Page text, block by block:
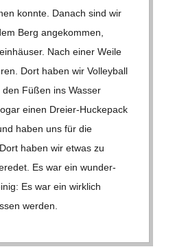
konnte. Danach sind wir
Berg ange­kom­men,
Nach einer Weile
Dort haben wir Vol­ley­ball
Füßen ins Was­ser
einen Dreier-Hucke­­pack
haben uns für die
haben wir etwas zu
Es war ein wun­der­
Es war ein wirk­lich
wer­den.